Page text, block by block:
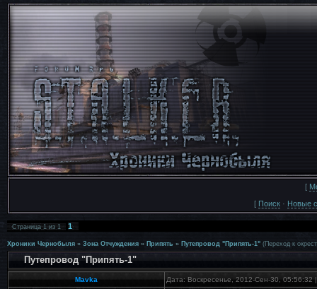
[
[ Поиск · Новые
Страница1из1 1
Хроники Чернобыля » Зона Отчуждения » Припять » Путепровод "Припять-1" (Переход к
Путепровод "Припять-1"
Mavka Дата: Воскресенье, 2012-Сен-30,